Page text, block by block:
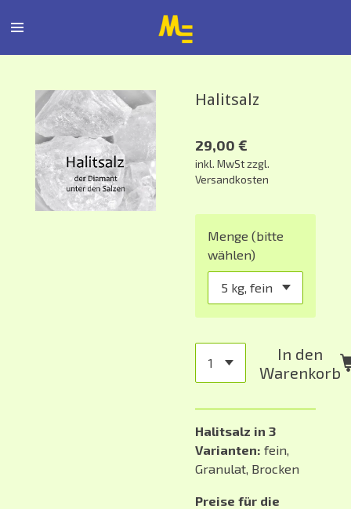
Hauptinhalt
springen
Halitsalz
29,00 €
inkl. MwSt zzgl.
Versandkosten
Menge (bitte
wählen)
In den
Warenkorb
Halitsalz in 3
Varianten: fein,
Granulat, Brocken
Preise für die